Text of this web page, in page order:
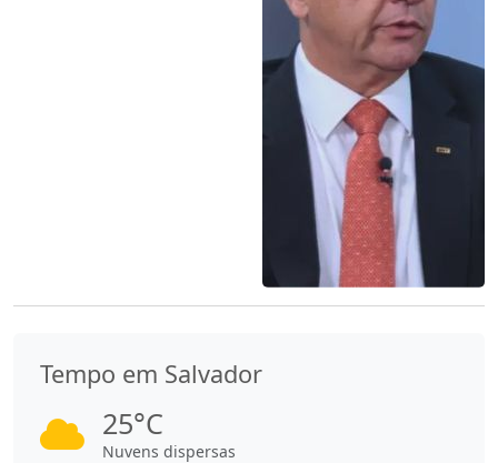
Tempo em Salvador
25°C
Nuvens dispersas